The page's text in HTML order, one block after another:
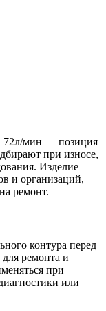
72л/мин — позиция
при износе,
Изделие
и организаций,
ремонт.
контура перед
ремонта и
при
или